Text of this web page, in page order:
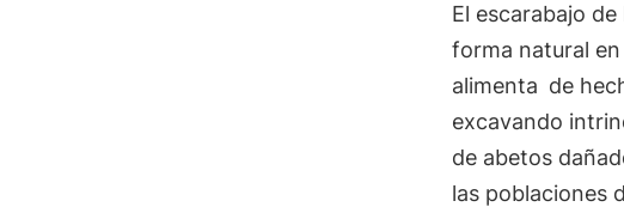
El escarabajo
forma natural
alimenta de
excavando
de abetos
las poblaciones